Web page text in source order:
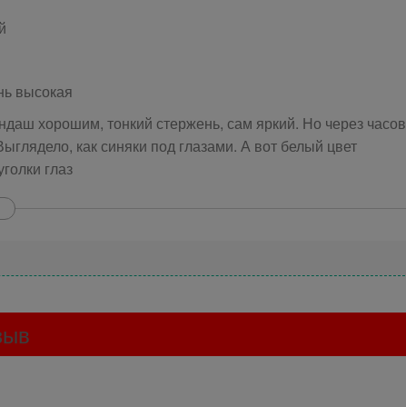
высокая
хорошим, тонкий стержень, сам яркий. Но через часов
как синяки под глазами. А вот белый цвет
глаз